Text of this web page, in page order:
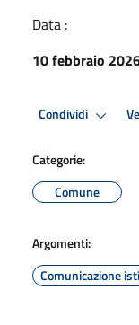
Data :
10 febbraio
Condividi
Categorie:
Comune
Argomenti:
Comunicazione